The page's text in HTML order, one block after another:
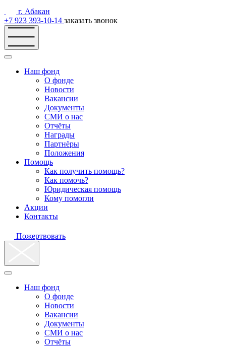
г. Абакан
+7 923 393-10-14 заказать звонок
Наш фонд
О фонде
Новости
Вакансии
Документы
СМИ о нас
Отчёты
Награды
Партнёры
Положения
Помощь
Как получить помощь?
Как помочь?
Юридическая помощь
Кому помогли
Акции
Контакты
Пожертвовать
Наш фонд
О фонде
Новости
Вакансии
Документы
СМИ о нас
Отчёты